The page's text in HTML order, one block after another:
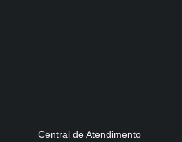
Central de Atendimento